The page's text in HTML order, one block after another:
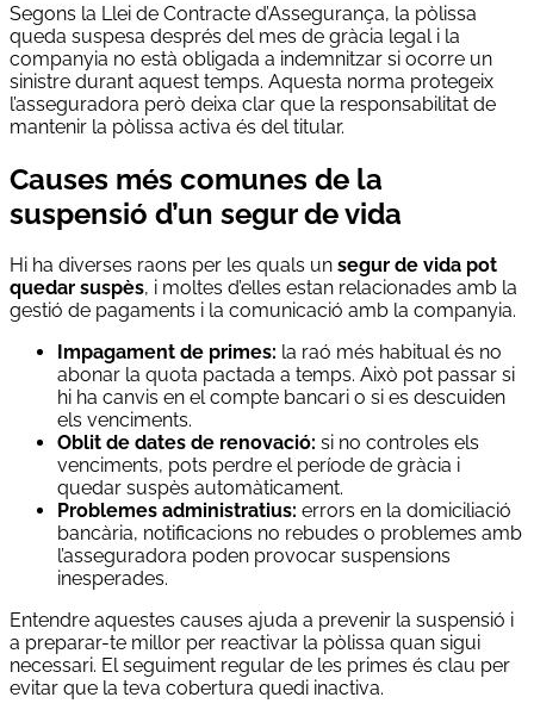
Segons la Llei de Contracte d’Assegurança, la pòlissa
queda suspesa després del mes de gràcia legal i la
companyia no està obligada a indemnitzar si ocorre un
sinistre durant aquest temps. Aquesta norma protegeix
l’asseguradora però deixa clar que la responsabilitat de
mantenir la pòlissa activa és del titular.
Causes més comunes de la
suspensió d’un segur de vida
Hi ha diverses raons per les quals un segur de vida pot
quedar suspès, i moltes d’elles estan relacionades amb la
gestió de pagaments i la comunicació amb la companyia.
Impagament de primes: la raó més habitual és no
abonar la quota pactada a temps. Això pot passar si
hi ha canvis en el compte bancari o si es descuiden
els venciments.
Oblit de dates de renovació: si no controles els
venciments, pots perdre el període de gràcia i
quedar suspès automàticament.
Problemes administratius: errors en la domiciliació
bancària, notificacions no rebudes o problemes amb
l’asseguradora poden provocar suspensions
inesperades.
Entendre aquestes causes ajuda a prevenir la suspensió i
a preparar-te millor per reactivar la pòlissa quan sigui
necessari. El seguiment regular de les primes és clau per
evitar que la teva cobertura quedi inactiva.